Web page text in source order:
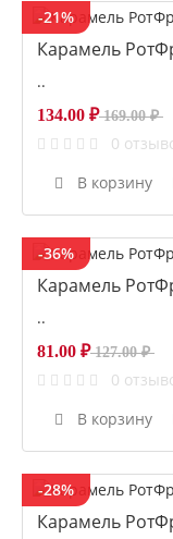
-21%
Карамель
..
169.00 ₽
134.00 ₽
0
В корзину
-36%
Карамель
..
127.00 ₽
81.00 ₽
0
В корзину
-28%
Карамель